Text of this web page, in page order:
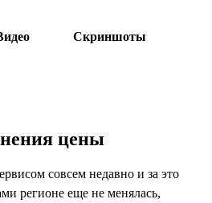
Скриншоты
цены
совсем недавно и за это
регионе еще не менялась,